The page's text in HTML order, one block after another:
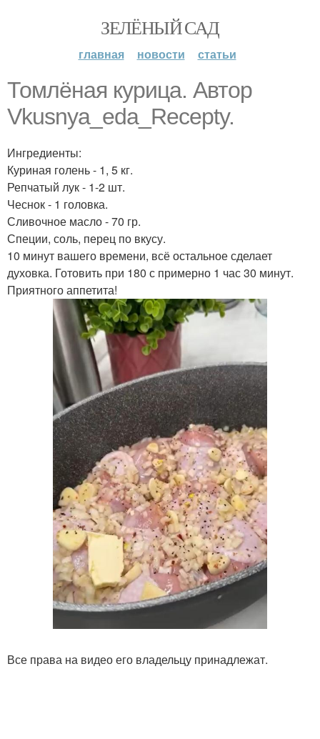
ЗЕЛЁНЫЙ САД
главная новости статьи
Томлёная курица. Автор
Vkusnya_eda_Recepty.
Ингредиенты:
Куриная голень - 1, 5 кг.
Репчатый лук - 1-2 шт.
Чеснок - 1 головка.
Сливочное масло - 70 гр.
Специи, соль, перец по вкусу.
10 минут вашего времени, всё остальное сделает
духовка. Готовить при 180 с примерно 1 час 30 минут.
Приятного аппетита!
Все права на видео его владельцу принадлежат.